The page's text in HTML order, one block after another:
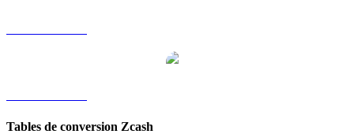
Tables de conversion Zcash